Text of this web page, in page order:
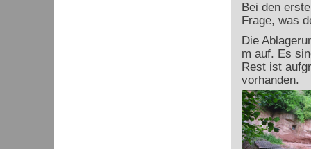
Bei den
Frage, was
Die
m auf. Es
Rest ist
vorhanden.